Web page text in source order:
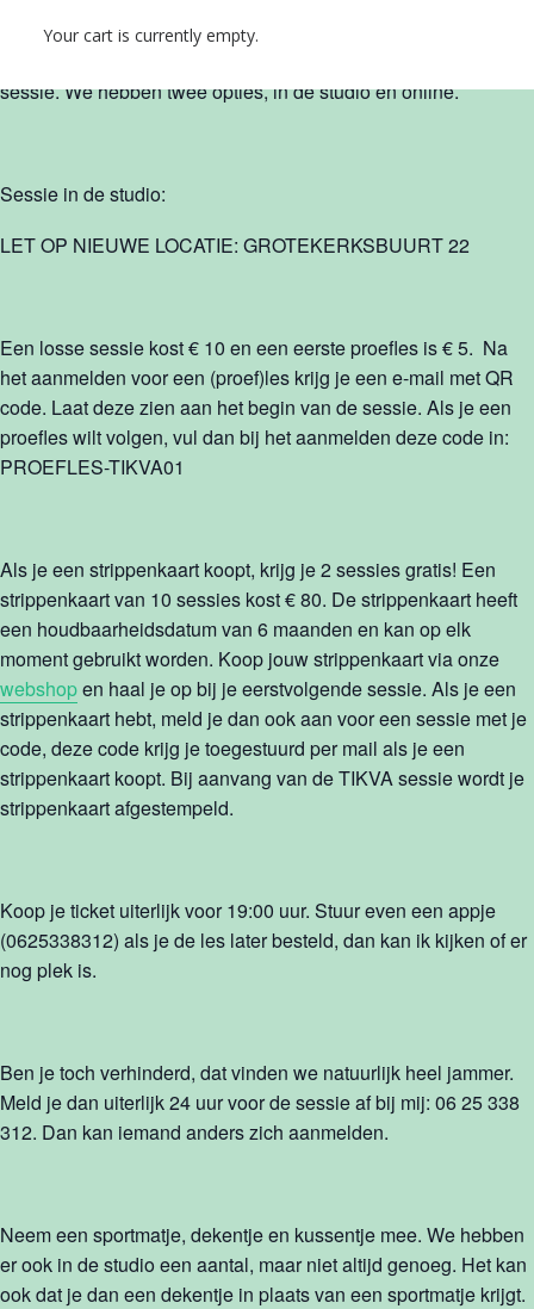
Your cart is currently empty.
sessie. We hebben twee opties, in de studio en online.
Sessie in de studio:
LET OP NIEUWE LOCATIE: GROTEKERKSBUURT 22
Een losse sessie kost € 10 en een eerste proefles is € 5. Na
het aanmelden voor een (proef)les krijg je een e-mail met QR
code. Laat deze zien aan het begin van de sessie. Als je een
proefles wilt volgen, vul dan bij het aanmelden deze code in:
PROEFLES-TIKVA01
Als je een strippenkaart koopt, krijg je 2 sessies gratis! Een
strippenkaart van 10 sessies kost € 80. De strippenkaart heeft
een houdbaarheidsdatum van 6 maanden en kan op elk
moment gebruikt worden. Koop jouw strippenkaart via onze
webshopen haal je op bij je eerstvolgende sessie. Als je een
strippenkaart hebt, meld je dan ook aan voor een sessie met je
code, deze code krijg je toegestuurd per mail als je een
strippenkaart koopt. Bij aanvang van de TIKVA sessie wordt je
strippenkaart afgestempeld.
Koop je ticket uiterlijk voor 19:00 uur. Stuur even een appje
(0625338312) als je de les later besteld, dan kan ik kijken of er
nog plek is.
Ben je toch verhinderd, dat vinden we natuurlijk heel jammer.
Meld je dan uiterlijk 24 uur voor de sessie af bij mij: 06 25 338
312. Dan kan iemand anders zich aanmelden.
Neem een sportmatje, dekentje en kussentje mee. We hebben
er ook in de studio een aantal, maar niet altijd genoeg. Het kan
ook dat je dan een dekentje in plaats van een sportmatje krijgt.